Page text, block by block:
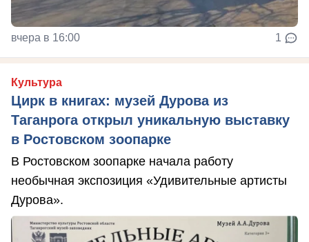
вчера в 16:00 1
Культура
Цирк в книгах: музей Дурова из
Таганрога открыл уникальную выставку
в Ростовском зоопарке
В Ростовском зоопарке начала работу
необычная экспозиция «Удивительные артисты
Дурова».